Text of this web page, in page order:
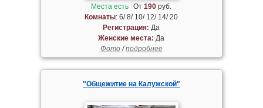
Места есть От190 руб.
Комнаты: 6/ 8/ 10/ 12/ 14/ 20
Регистрация: Да
Женские места: Да
Фото/подробнее
"Общежитие на Калужской"